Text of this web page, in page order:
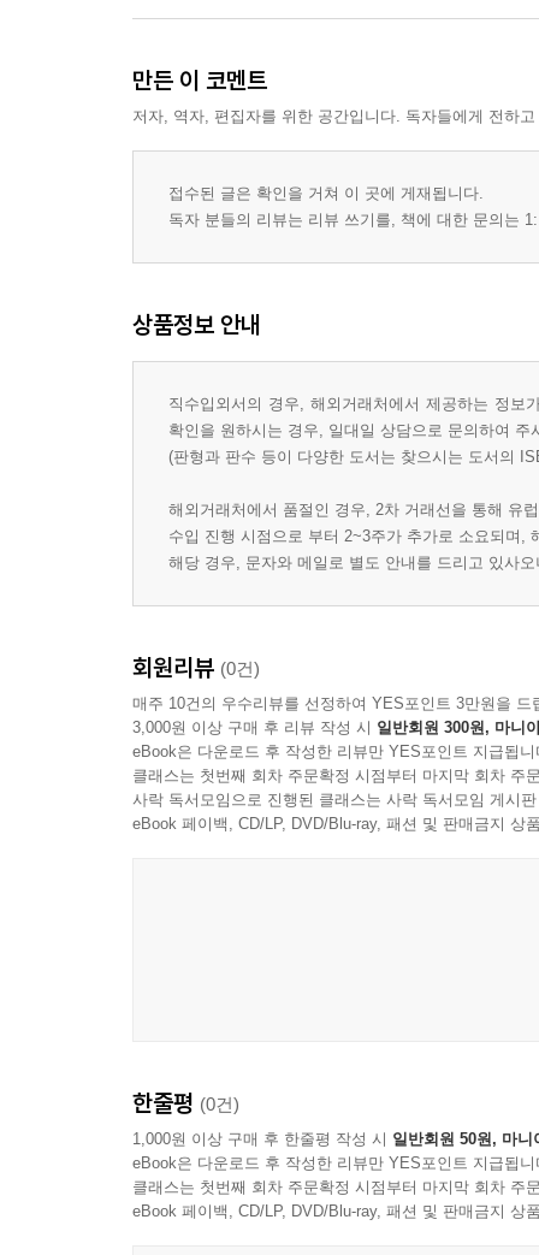
만든 이 코멘트
저자, 역자, 편집자를 위한 공간입니다. 독자들에게 전하
접수된 글은 확인을 거쳐 이 곳에 게재됩니다.
독자 분들의 리뷰는 리뷰 쓰기를, 책에 대한 문의는
상품정보 안내
직수입외서의 경우, 해외거래처에서 제공하는 정
확인을 원하시는 경우, 일대일 상담으로 문의하여 주
(판형과 판수 등이 다양한 도서는 찾으시는 도서의
해외거래처에서 품절인 경우, 2차 거래선을 통해 유
수입 진행 시점으로 부터 2~3주가 추가로 소요되며,
해당 경우, 문자와 메일로 별도 안내를 드리고 있사
회원리뷰 (0건)
매주 10건의 우수리뷰를 선정하여 YES포인트 3만원을 드
3,000원 이상 구매 후 리뷰 작성 시 일반회원 300원, 마니
eBook은 다운로드 후 작성한 리뷰만 YES포인트 지급됩니
클래스는 첫번째 회차 주문확정 시점부터 마지막 회차 주
사락 독서모임으로 진행된 클래스는 사락 독서모임 게시
eBook 페이백, CD/LP, DVD/Blu-ray, 패션 및 판매금지 상
한줄평 (0건)
1,000원 이상 구매 후 한줄평 작성 시 일반회원 50원, 마니
eBook은 다운로드 후 작성한 리뷰만 YES포인트 지급됩니
클래스는 첫번째 회차 주문확정 시점부터 마지막 회차 주
eBook 페이백, CD/LP, DVD/Blu-ray, 패션 및 판매금지 상